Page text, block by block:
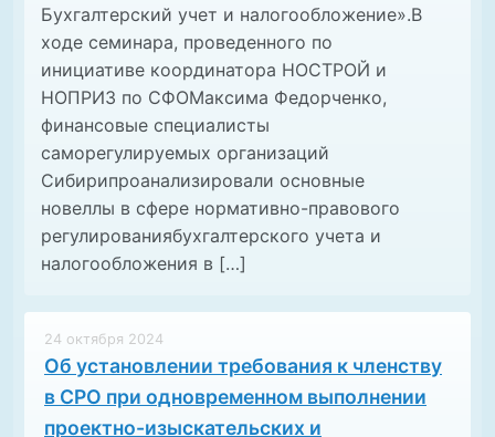
Бухгалтерский учет и налогообложение».В
ходе семинара, проведенного по
инициативе координатора НОСТРОЙ и
НОПРИЗ по СФОМаксима Федорченко,
финансовые специалисты
саморегулируемых организаций
Сибирипроанализировали основные
новеллы в сфере нормативно-правового
регулированиябухгалтерского учета и
налогообложения в […]
24 октября 2024
Об установлении требования к членству
в СРО при одновременном выполнении
проектно-изыскательских и